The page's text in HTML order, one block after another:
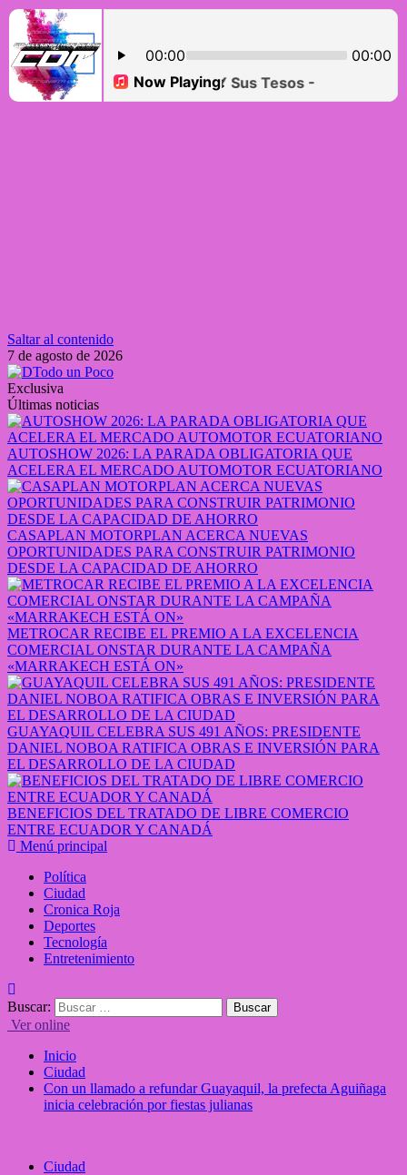
Saltar al contenido
7 de agosto de 2026
Exclusiva
Últimas noticias
AUTOSHOW 2026: LA PARADA OBLIGATORIA QUE
ACELERA EL MERCADO AUTOMOTOR ECUATORIANO
CASAPLAN MOTORPLAN ACERCA NUEVAS
OPORTUNIDADES PARA CONSTRUIR PATRIMONIO
DESDE LA CAPACIDAD DE AHORRO
METROCAR RECIBE EL PREMIO A LA EXCELENCIA
COMERCIAL ONSTAR DURANTE LA CAMPAÑA
«MARRAKECH ESTÁ ON»
GUAYAQUIL CELEBRA SUS 491 AÑOS: PRESIDENTE
DANIEL NOBOA RATIFICA OBRAS E INVERSIÓN PARA
EL DESARROLLO DE LA CIUDAD
BENEFICIOS DEL TRATADO DE LIBRE COMERCIO
ENTRE ECUADOR Y CANADÁ
Menú principal
Política
Ciudad
Cronica Roja
Deportes
Tecnología
Entretenimiento
Buscar:
Ver online
Inicio
Ciudad
Con un llamado a refundar Guayaquil, la prefecta Aguiñaga
inicia celebración por fiestas julianas
Ciudad